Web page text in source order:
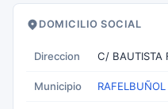
DOMICILIO SOCIAL
Direccion C/ BAUTISTA
Municipio RAFELBUÑOL